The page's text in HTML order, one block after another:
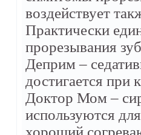
воздействует
Практически
прорезывания
Деприм –
достигается при
Доктор Мом –
используются
хороший